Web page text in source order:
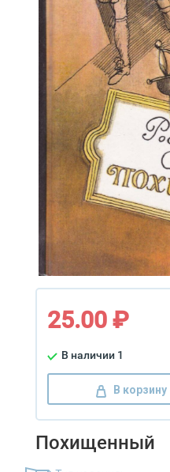
25.00 ₽
В наличии 1
В корзину
Похищенный